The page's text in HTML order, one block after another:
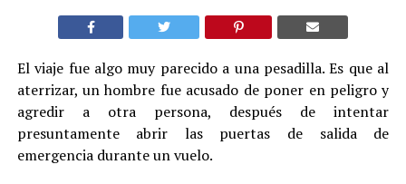
El viaje fue algo muy parecido a una pesadilla. Es que al
aterrizar, un hombre fue acusado de poner en peligro y
agredir a otra persona, después de intentar
presuntamente abrir las puertas de salida de
emergencia durante un vuelo.